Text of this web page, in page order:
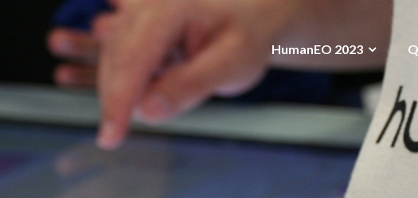
HumanEO 2023